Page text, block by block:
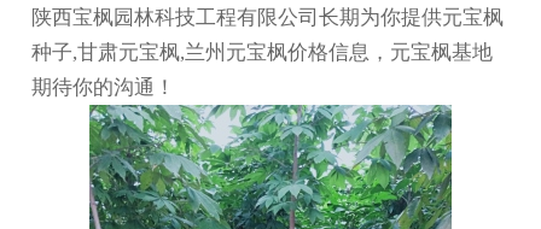
陕西宝枫园林科技工程有限公司长期为你提供元宝枫
种子,甘肃元宝枫,兰州元宝枫价格信息，元宝枫基地
期待你的沟通！